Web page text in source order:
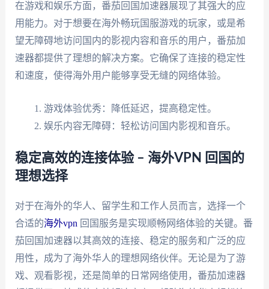
在游戏和娱乐方面，番茄回国加速器展现了其强大的应
用能力。对于想要在海外畅玩国服游戏的玩家，或是希
望无障碍地访问国内的影视内容和音乐的用户，番茄加
速器都提供了理想的解决方案。它确保了连接的稳定性
和速度，使得海外用户能够享受无缝的网络体验。
游戏体验优秀：降低延迟，提高稳定性。
娱乐内容无障碍：轻松访问国内影视和音乐。
稳定高效的连接体验 – 海外VPN 回国的
理想选择
对于在海外的华人、留学生和工作人员而言，选择一个
合适的海外vpn 回国服务是实现顺畅网络体验的关键。番
茄回国加速器以其高效的连接、稳定的服务和广泛的应
用性，成为了海外华人的理想网络伙伴。无论是为了游
戏、观看影视，还是简单的日常网络使用，番茄加速器